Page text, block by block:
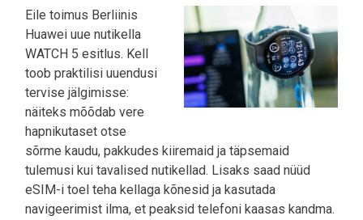
Eile toimus Berliinis
Huawei uue nutikella
WATCH 5 esitlus. Kell
toob praktilisi uuendusi
tervise jälgimisse:
näiteks mõõdab vere
hapnikutaset otse
sõrme kaudu, pakkudes kiiremaid ja täpsemaid
tulemusi kui tavalised nutikellad. Lisaks saad nüüd
eSIM-i toel teha kellaga kõnesid ja kasutada
navigeerimist ilma, et peaksid telefoni kaasas kandma.